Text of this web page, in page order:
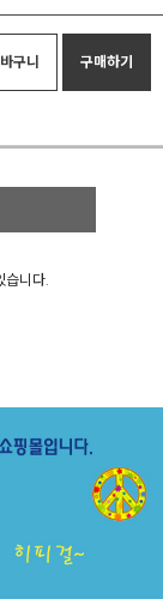
구니 구매하기
습니다.